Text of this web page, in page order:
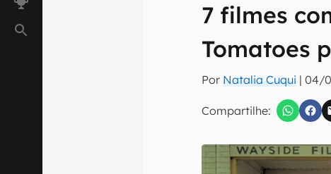
7 filmes
Tomatoes
Por Natalia Cuqui |04/
Compartilhe:
Seu
Assine a